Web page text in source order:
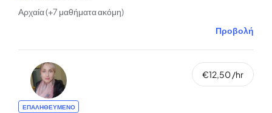
Αρχαία (+7 μαθήματα ακόμη)
Προβολή
ΕΠΑΛΗΘΕΥΜΕΝΟ
€12,50 /hr